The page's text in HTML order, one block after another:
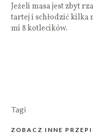
Jeżeli masa jest zbyt
tartej i schłodzić kilka
mi 8 kotlecików.
Tagi
ZOBACZ INNE